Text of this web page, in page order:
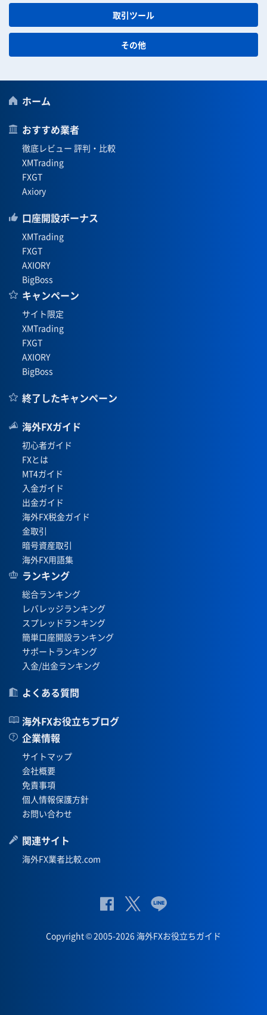
取引ツール
その他
ホーム
おすすめ業者
徹底レビュー 評判・比較
XMTrading
FXGT
Axiory
口座開設ボーナス
XMTrading
FXGT
AXIORY
BigBoss
キャンペーン
サイト限定
XMTrading
FXGT
AXIORY
BigBoss
終了したキャンペーン
海外FXガイド
初心者ガイド
FXとは
MT4ガイド
入金ガイド
出金ガイド
海外FX税金ガイド
金取引
暗号資産取引
海外FX用語集
ランキング
総合ランキング
レバレッジランキング
スプレッドランキング
簡単口座開設ランキング
サポートランキング
入金/出金ランキング
よくある質問
海外FXお役立ちブログ
企業情報
サイトマップ
会社概要
免責事項
個人情報保護方針
お問い合わせ
関連サイト
海外FX業者比較.com
式
Twit
ter
式
Copyright © 2005-2026 海外FXお役立ちガイド